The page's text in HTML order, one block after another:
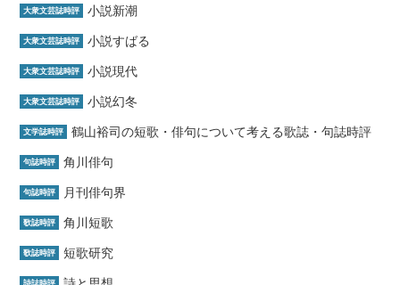
大衆文芸誌時評 小説新潮
大衆文芸誌時評 小説すばる
大衆文芸誌時評 小説現代
大衆文芸誌時評 小説幻冬
文学誌時評 鶴山裕司の短歌・俳句について考える歌誌・句誌時評
句誌時評 角川俳句
句誌時評 月刊俳句界
歌誌時評 角川短歌
歌誌時評 短歌研究
詩誌時評